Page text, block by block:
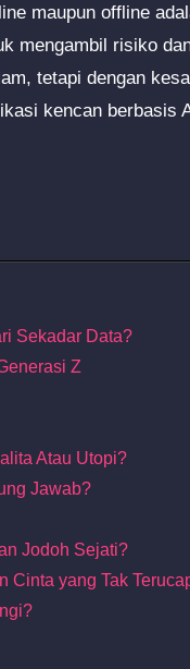
maupun offline
mengambil risiko
tetapi dengan
kencan berbasis
Sekadar Data?
Z
Atau Utopi?
Jawab?
Jodoh Sejati?
Cinta yang Tak